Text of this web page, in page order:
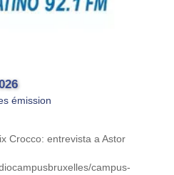
émission
Crocco: entrevista a Astor
campus-